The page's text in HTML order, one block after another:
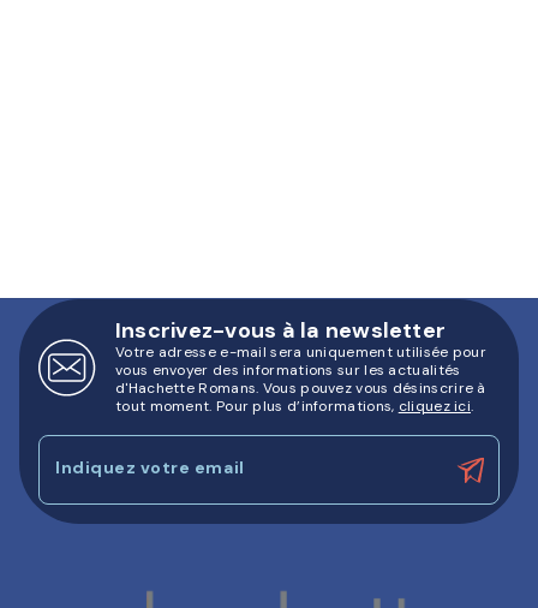
Inscrivez-vous à la newsletter
Votre adresse e-mail sera uniquement utilisée pour
vous envoyer des informations sur les actualités
d'Hachette Romans. Vous pouvez vous désinscrire à
tout moment. Pour plus d’informations, cliquez ici.
Indiquez votre email